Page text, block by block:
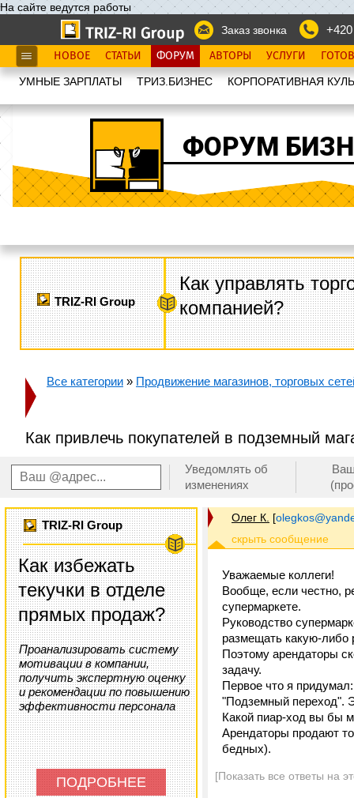
На сайте ведутся работы
Заказ звонка
НОВОЕ СТАТЬИ ФОРУМ АВТОРЫ УСЛУГИ
УМНЫЕ ЗАРПЛАТЫ ТРИЗ.БИЗНЕС КОРПОРАТИВНАЯ
ФОРУМ
TRIZ-RI Group
Как управлять
компанией?
Все категории » Продвижение магазинов, торговых
Как привлечь покупателей в подземный
Уведомлять об
изменениях
TRIZ-RI Group
Как избежать
текучки в отделе
прямых продаж?
Проанализировать систему
мотивации в компании,
получить экспертную оценку
и рекомендации по повышению
эффективности персонала
ПОДРОБНЕЕ
Олег К. [
Уважаемые коллеги!
Вообще, если честно,
супермаркете.
Руководство
размещать какую-либо
Поэтому арендаторы
задачу.
Первое что я
"Подземный переход".
Какой пиар-ход вы бы
Арендаторы продают
бедных).
[Показать все ответы на